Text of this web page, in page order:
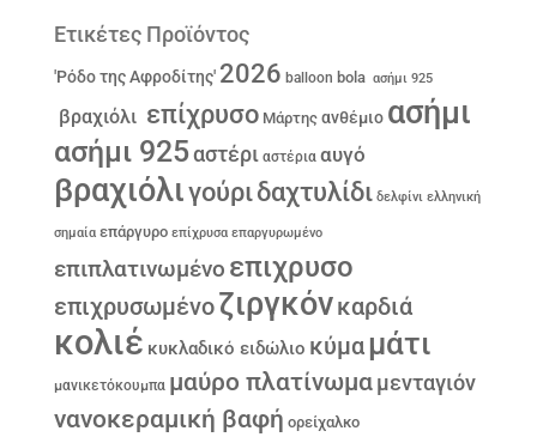
Ετικέτες Προϊόντος
'Ρόδο της Αφροδίτης' 2026 balloon bola ασήμι 925
βραχιόλι επίχρυσο Μάρτης ανθέμιο ασήμι
ασήμι 925αστέρι αστέρια αυγό
βραχιόλιγούριδαχτυλίδι δελφίνι ελληνική
σημαία επάργυρο επίχρυσα επαργυρωμένο
επιπλατινωμένο επιχρυσο
επιχρυσωμένοζιργκόνκαρδιά
κολιέ κυκλαδικό ειδώλιο κύμα μάτι
μανικετόκουμπα μαύρο πλατίνωμα μενταγιόν
νανοκεραμική βαφή ορείχαλκο